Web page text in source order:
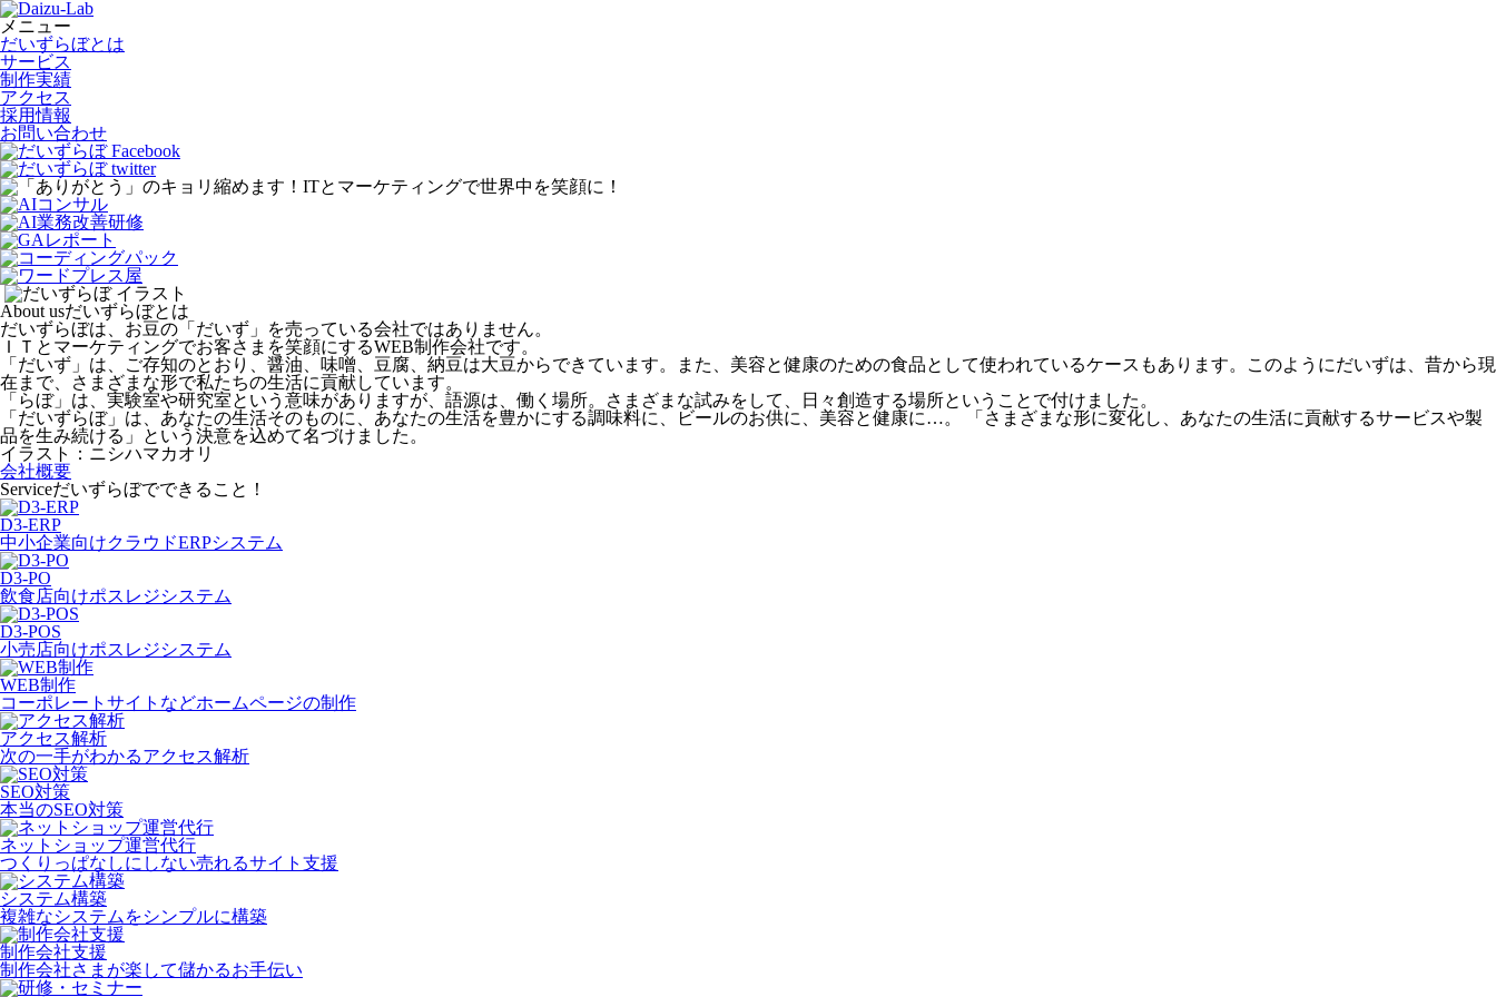
メニュー
だいずらぼとは
サービス
制作実績
アクセス
採用情報
お問い合わせ
About usだいずらぼとは
だいずらぼは、お豆の「だいず」を売っている会社ではありません。
ＩＴとマーケティングでお客さまを笑顔にするWEB制作会社です。
「だいず」は、ご存知のとおり、醤油、味噌、豆腐、納豆は大豆からできています。また、美容と健康のための食品として使われているケースもあります。このようにだいずは、昔から現
在まで、さまざまな形で私たちの生活に貢献しています。
「らぼ」は、実験室や研究室という意味がありますが、語源は、働く場所。さまざまな試みをして、日々創造する場所ということで付けました。
「だいずらぼ」は、あなたの生活そのものに、あなたの生活を豊かにする調味料に、ビールのお供に、美容と健康に…。 「さまざまな形に変化し、あなたの生活に貢献するサービスや製
品を生み続ける」という決意を込めて名づけました。
イラスト：ニシハマカオリ
会社概要
Serviceだいずらぼでできること！
D3-ERP
中小企業向けクラウドERPシステム
D3-PO
飲食店向けポスレジシステム
D3-POS
小売店向けポスレジシステム
WEB制作
コーポレートサイトなどホームページの制作
アクセス解析
次の一手がわかるアクセス解析
SEO対策
本当のSEO対策
ネットショップ運営代行
つくりっぱなしにしない売れるサイト支援
システム構築
複雑なシステムをシンプルに構築
制作会社支援
制作会社さまが楽して儲かるお手伝い